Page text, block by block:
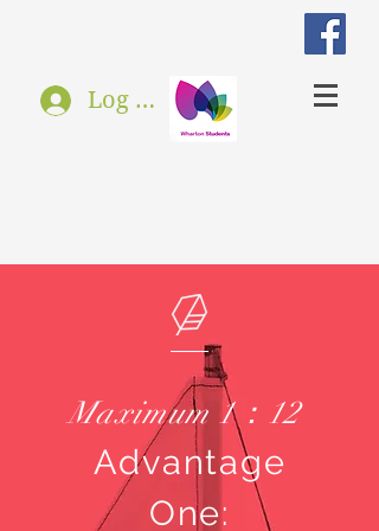
Log In
Maximum 1：12
Advantage
One: